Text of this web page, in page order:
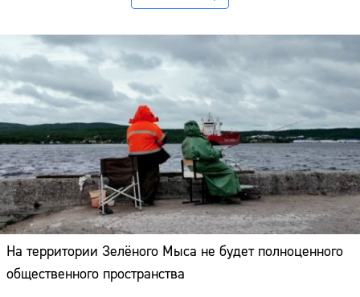
На территории Зелёного Мыса не будет полноценного
общественного пространства